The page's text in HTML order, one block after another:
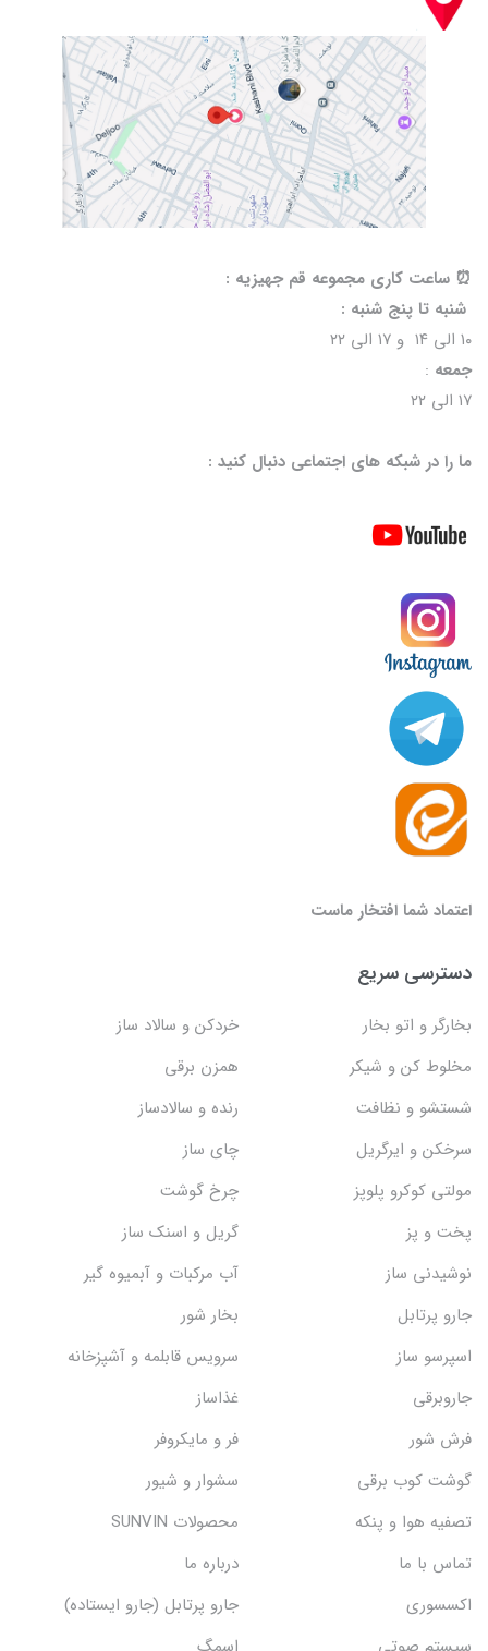
⏰️ ساعت کاری مجموعه قم جهیزیه :
شنبه تا پنج شنبه :
۱۰ الی ۱۴ و ۱۷ الی ۲۲
جمعه :
۱۷ الی ۲۲
ما را در شبکه های اجتماعی دنبال کنید :
اعتماد شما افتخار ماست
دسترسی سریع
بخارگر و اتو بخار
خردکن و سالاد ساز
مخلوط کن و شیکر
همزن برقی
شستشو و نظافت
رنده و سالادساز
سرخکن و ایرگریل
چای ساز
مولتی کوکرو پلوپز
چرخ گوشت
پخت و پز
گریل و اسنک‌ ساز
نوشیدنی ساز
آب مرکبات و آبمیوه گیر
جارو پرتابل
بخار شور
اسپرسو ساز
سرویس قابلمه و آشپزخانه
جاروبرقی
غذاساز
فرش شور
فر و مایکروفر
گوشت کوب برقی
سشوار و شیور
تصفیه هوا و پنکه
محصولات SUNVIN
تماس با ما
درباره ما
اکسسوری
جارو پرتابل (جارو ایستاده)